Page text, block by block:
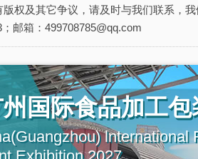
权及其它争议，请及时与我们联系，我
邮箱：499708785@qq.com
国际食品加工
lnternational